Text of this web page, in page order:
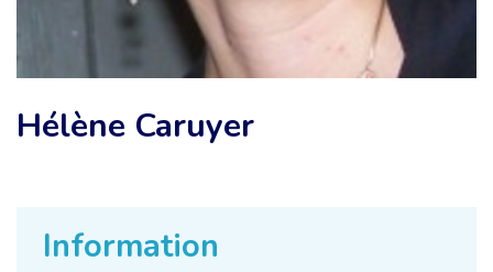
Information
Hélène Caruyer